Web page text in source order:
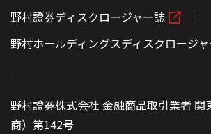
野村證券ディスクロージャー誌
野村ホールディングスディスクロージ
野村證券株式会社 金融商品取引業者 関
商）第142号